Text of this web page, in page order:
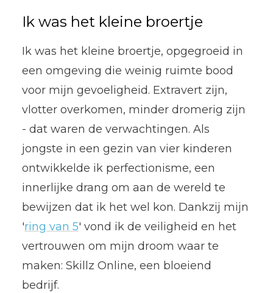
Ik was het kleine broertje
Ik was het kleine broertje, opgegroeid in
een omgeving die weinig ruimte bood
voor mijn gevoeligheid. Extravert zijn,
vlotter overkomen, minder dromerig zijn
- dat waren de verwachtingen. Als
jongste in een gezin van vier kinderen
ontwikkelde ik perfectionisme, een
innerlijke drang om aan de wereld te
bewijzen dat ik het wel kon. Dankzij mijn
'ring van 5' vond ik de veiligheid en het
vertrouwen om mijn droom waar te
maken: Skillz Online, een bloeiend
bedrijf.